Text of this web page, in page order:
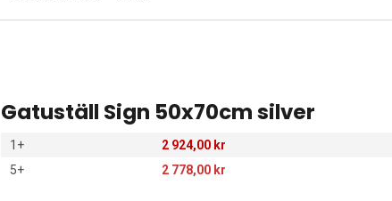
Gatuställ Sign 50x70cm silver
1+
2 924,00 kr
5+
2 778,00 kr